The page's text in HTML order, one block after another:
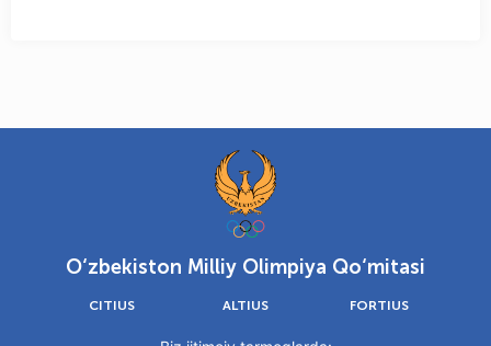
O‘zbekiston Milliy Olimpiya Qo‘mitasi
CITIUS ALTIUS FORTIUS